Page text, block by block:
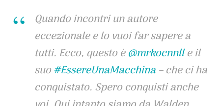
Quando incontri un autore
eccezionale e lo vuoi far sapere a
tutti. Ecco, questo è@mrkocnnlle il
suo#EssereUnaMacchina – che ci ha
conquistato. Spero conquisti anche